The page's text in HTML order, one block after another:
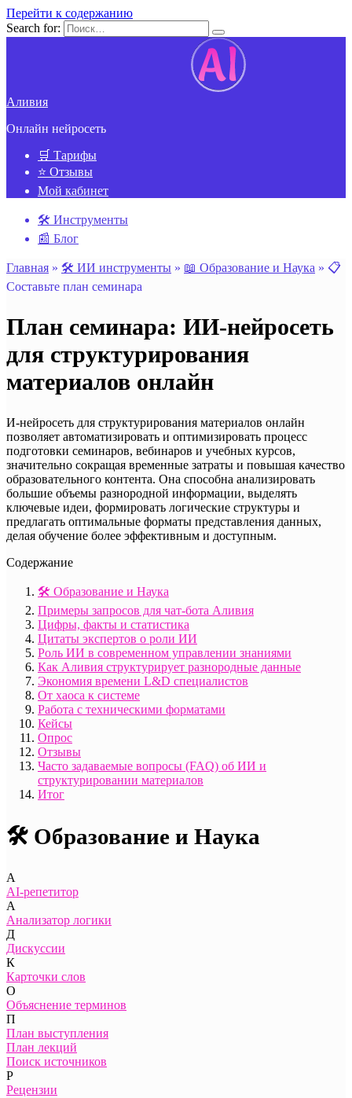
Перейти к содержанию
Search for:
Аливия
Онлайн нейросеть
🛒 Тарифы
⭐ Отзывы
Мой кабинет
🛠️ Инструменты
📰 Блог
Главная » 🛠️ ИИ инструменты » 📖 Образование и Наука » 📋
Составьте план семинара
План семинара: ИИ-нейросеть
для структурирования
материалов онлайн
И-нейросеть для структурирования материалов онлайн
позволяет автоматизировать и оптимизировать процесс
подготовки семинаров, вебинаров и учебных курсов,
значительно сокращая временные затраты и повышая качество
образовательного контента. Она способна анализировать
большие объемы разнородной информации, выделять
ключевые идеи, формировать логические структуры и
предлагать оптимальные форматы представления данных,
делая обучение более эффективным и доступным.
Содержание
🛠️ Образование и Наука
Примеры запросов для чат-бота Аливия
Цифры, факты и статистика
Цитаты экспертов о роли ИИ
Роль ИИ в современном управлении знаниями
Как Аливия структурирует разнородные данные
Экономия времени L&D специалистов
От хаоса к системе
Работа с техническими форматами
Кейсы
Опрос
Отзывы
Часто задаваемые вопросы (FAQ) об ИИ и
структурировании материалов
Итог
🛠️ Образование и Наука
A
AI-репетитор
А
Анализатор логики
Д
Дискуссии
К
Карточки слов
О
Объяснение терминов
П
План выступления
План лекций
Поиск источников
Р
Рецензии